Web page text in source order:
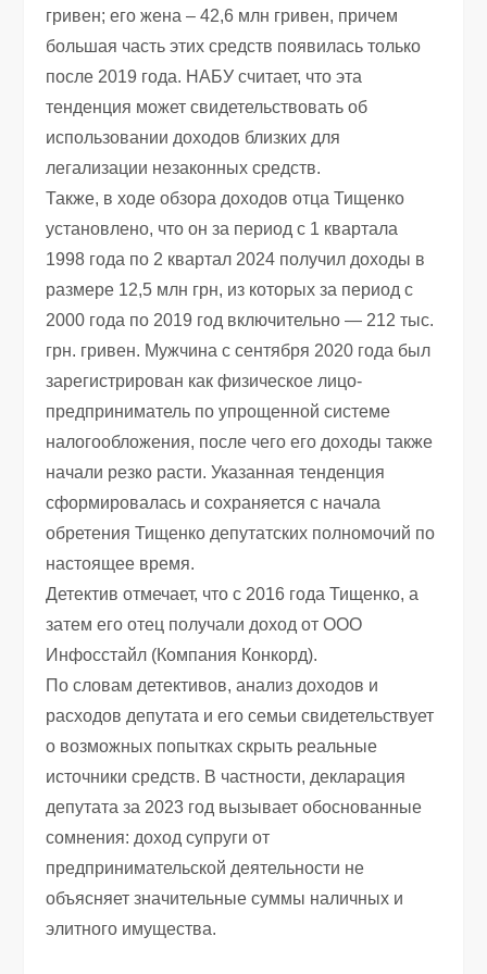
гривен; его жена – 42,6 млн гривен, причем
большая часть этих средств появилась только
после 2019 года. НАБУ считает, что эта
тенденция может свидетельствовать об
использовании доходов близких для
легализации незаконных средств.
Также, в ходе обзора доходов отца Тищенко
установлено, что он за период с 1 квартала
1998 года по 2 квартал 2024 получил доходы в
размере 12,5 млн грн, из которых за период с
2000 года по 2019 год включительно — 212 тыс.
грн. гривен. Мужчина с сентября 2020 года был
зарегистрирован как физическое лицо-
предприниматель по упрощенной системе
налогообложения, после чего его доходы также
начали резко расти. Указанная тенденция
сформировалась и сохраняется с начала
обретения Тищенко депутатских полномочий по
настоящее время.
Детектив отмечает, что с 2016 года Тищенко, а
затем его отец получали доход от ООО
Инфосстайл (Компания Конкорд).
По словам детективов, анализ доходов и
расходов депутата и его семьи свидетельствует
о возможных попытках скрыть реальные
источники средств. В частности, декларация
депутата за 2023 год вызывает обоснованные
сомнения: доход супруги от
предпринимательской деятельности не
объясняет значительные суммы наличных и
элитного имущества.